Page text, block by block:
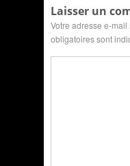
Laisser un
Votre adresse e-
obligatoires sont